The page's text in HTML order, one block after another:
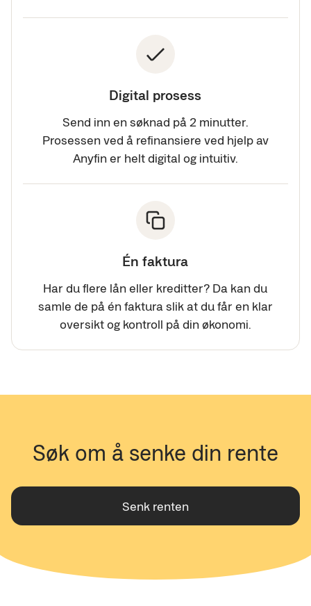
Digital prosess
Send inn en søknad på 2 minutter.
Prosessen ved å refinansiere ved hjelp av
Anyfin er helt digital og intuitiv.
Én faktura
Har du flere lån eller kreditter? Da kan du
samle de på én faktura slik at du får en klar
oversikt og kontroll på din økonomi.
Søk om å senke din rente
Senk renten